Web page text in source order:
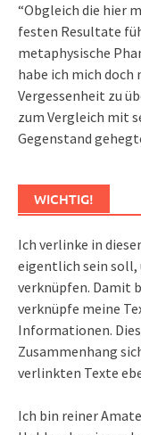
“Obgleich die hier
festen Resultate
metaphysische
habe ich mich
Vergessenheit zu
zum Vergleich mit
Gegenstand
WICHTIG!
Ich verlinke in
eigentlich sein
verknüpfen. Damit
verknüpfe meine
Informationen.
Zusammenhang
verlinkten Texte
Ich bin reiner